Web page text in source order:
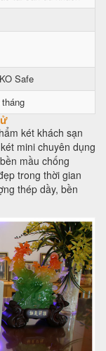
Safe
két khách sạn
mini chuyên dụng
mầu chống
trong thời gian
thép dầy, bền